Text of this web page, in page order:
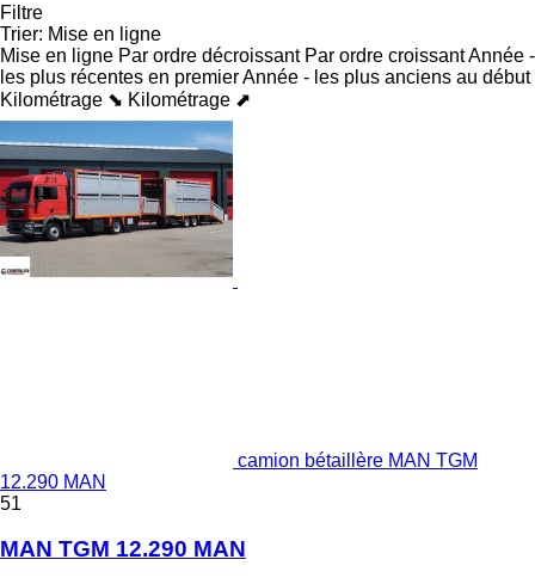
Filtre
Trier: Mise en ligne
Mise en ligne Par ordre décroissant Par ordre croissantAnnée -
les plus récentes en premierAnnée - les plus anciens au début
Kilométrage ⬊ Kilométrage ⬈
camion bétaillère MAN TGM
12.290 MAN
51
MAN TGM 12.290 MAN